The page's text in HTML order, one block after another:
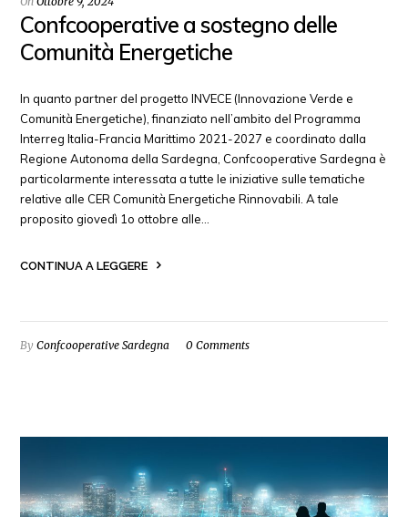
Confcooperative a sostegno delle
Comunità Energetiche
In quanto partner del progetto INVECE (Innovazione Verde e
Comunità Energetiche), finanziato nell’ambito del Programma
Interreg Italia-Francia Marittimo 2021-2027 e coordinato dalla
Regione Autonoma della Sardegna, Confcooperative Sardegna è
particolarmente interessata a tutte le iniziative sulle tematiche
relative alle CER Comunità Energetiche Rinnovabili. A tale
proposito giovedì 1o ottobre alle…
CONTINUA A LEGGERE
ByConfcooperative Sardegna 0 Comments